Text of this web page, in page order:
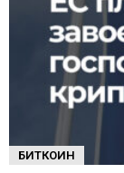
БИТКОИН